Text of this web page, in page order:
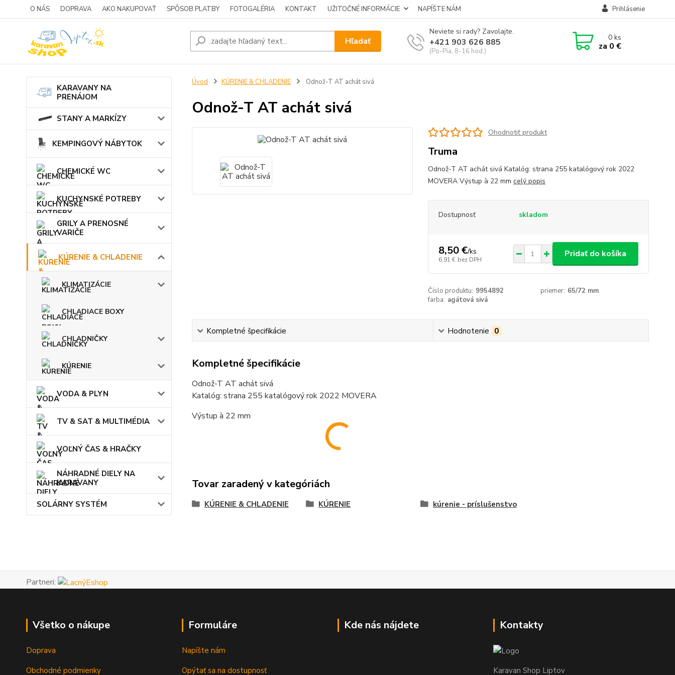
O NÁS DOPRAVA AKO NAKUPOVAŤ SPÔSOB PLATBY FOTOGALÉRIA KONTAKT UŽITOČNÉ INFORMÁCIE NAPÍŠTE NÁM Prihlásenie
Hľadať
Neviete si rady? Zavolajte.
+421 903 626 885
(Po-Pia, 8-16 hod.)
0ks
za 0 €
KARAVANY NA
PRENÁJOM
STANY A MARKÍZY
KEMPINGOVÝ NÁBYTOK
CHEMICKÉ WC
KUCHYNSKÉ POTREBY
GRILY A PRENOSNÉ
VARIČE
KÚRENIE & CHLADENIE
KLIMATIZÁCIE
CHLADIACE BOXY
CHLADNIČKY
KÚRENIE
VODA & PLYN
TV & SAT & MULTIMÉDIA
VOĽNÝ ČAS & HRAČKY
NÁHRADNÉ DIELY NA
KARAVANY
SOLÁRNY SYSTÉM
Úvod KÚRENIE & CHLADENIE Odnož-T AT achát sivá
Odnož-T AT achát sivá
Ohodnotiť produkt
Truma
Odnož-T AT achát sivá Katalóg: strana 255 katalógový rok 2022
MOVERA Výstup à 22 mm celý popis
Dostupnosť skladom
8,50 €/ks
6,91 € bez DPH
Pridať do košíka
Číslo produktu: 9954892 priemer: 65/72 mm
farba: agátová sivá
Kompletné špecifikácie Hodnotenie 0
Kompletné špecifikácie
Odnož-T AT achát sivá
Katalóg: strana 255 katalógový rok 2022 MOVERA
Výstup à 22 mm
Tovar zaradený v kategóriách
KÚRENIE & CHLADENIE KÚRENIE kúrenie - príslušenstvo
Partneri:
Všetko o nákupe
Doprava
Obchodné podmienky
Formuláre
Napíšte nám
Opýtať sa na dostupnosť
Kde nás nájdete Kontakty
Karavan Shop Liptov